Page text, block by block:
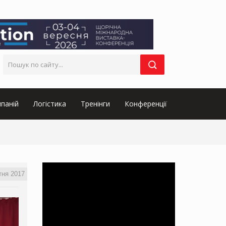
Логістика Тренінги Конференції
2017